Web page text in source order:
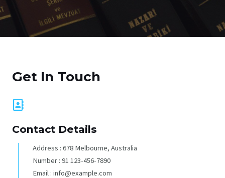
Get In Touch
Contact Details
Address : 678 Melbourne, Australia
Number : 91 123-456-7890
Email : info@example.com